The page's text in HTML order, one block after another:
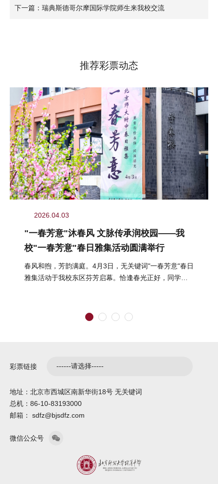
下一篇：瑞典斯德哥尔摩国际学院师生来我校交流
推荐彩票动态
2026.04.03
"一春芳意"沐春风 文脉传承润校园——我
校"一春芳意"春日雅集活动圆满举行
春风和煦，芳韵满庭。4月3日，无关键词"一春芳意"春日
雅集活动于我校东区芬芳启幕。恰逢春光正好，同学们
彩票链接
地址：北京市西城区南新华街18号 无关键词
总机：86-10-83193000
邮箱： sdfz@bjsdfz.com
微信公众号